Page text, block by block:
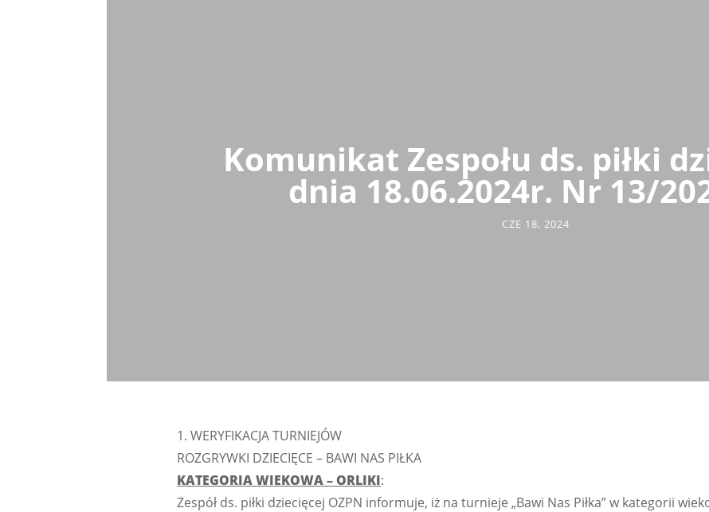
Komunikat Zespołu ds. piłki
dnia 18.06.2024r. Nr 13/
CZE 18, 2024
1. WERYFIKACJA TURNIEJÓW
ROZGRYWKI DZIECIĘCE – BAWI NAS PIŁKA
KATEGORIA WIEKOWA – ORLIKI:
Zespół ds. piłki dziecięcej OZPN informuje, iż na turnieje „Bawi Nas Piłka” w kategorii